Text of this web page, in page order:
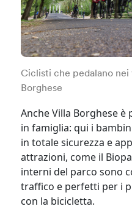
Ciclisti che pedalano nei
Borghese
Anche Villa Borghese
in famiglia: qui i
in totale sicurezza e
attrazioni, come il
interni del parco sono
traffico e perfetti per i
con la bicicletta.